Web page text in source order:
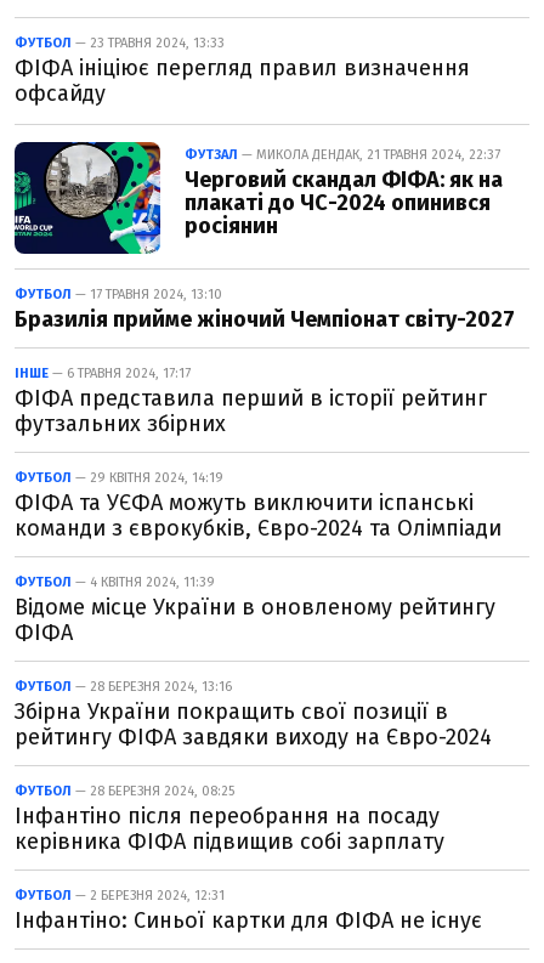
ФУТБОЛ — 23 ТРАВНЯ 2024, 13:33
ФІФА ініціює перегляд правил визначення
офсайду
ФУТЗАЛ — МИКОЛА ДЕНДАК, 21 ТРАВНЯ 2024, 22:37
Черговий скандал ФІФА: як на
плакаті до ЧС-2024 опинився
росіянин
ФУТБОЛ — 17 ТРАВНЯ 2024, 13:10
Бразилія прийме жіночий Чемпіонат світу-2027
ІНШЕ — 6 ТРАВНЯ 2024, 17:17
ФІФА представила перший в історії рейтинг
футзальних збірних
ФУТБОЛ — 29 КВІТНЯ 2024, 14:19
ФІФА та УЄФА можуть виключити іспанські
команди з єврокубків, Євро-2024 та Олімпіади
ФУТБОЛ — 4 КВІТНЯ 2024, 11:39
Відоме місце України в оновленому рейтингу
ФІФА
ФУТБОЛ — 28 БЕРЕЗНЯ 2024, 13:16
Збірна України покращить свої позиції в
рейтингу ФІФА завдяки виходу на Євро-2024
ФУТБОЛ — 28 БЕРЕЗНЯ 2024, 08:25
Інфантіно після переобрання на посаду
керівника ФІФА підвищив собі зарплату
ФУТБОЛ — 2 БЕРЕЗНЯ 2024, 12:31
Інфантіно: Синьої картки для ФІФА не існує